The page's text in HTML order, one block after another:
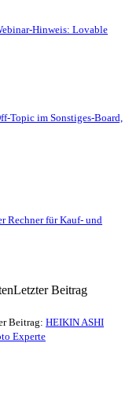
Hinweis: Lovable
Topic im Sonstiges-Board,
Rechner für Kauf- und
Letzter Beitrag
Beitrag: HEIKIN ASHI
Experte